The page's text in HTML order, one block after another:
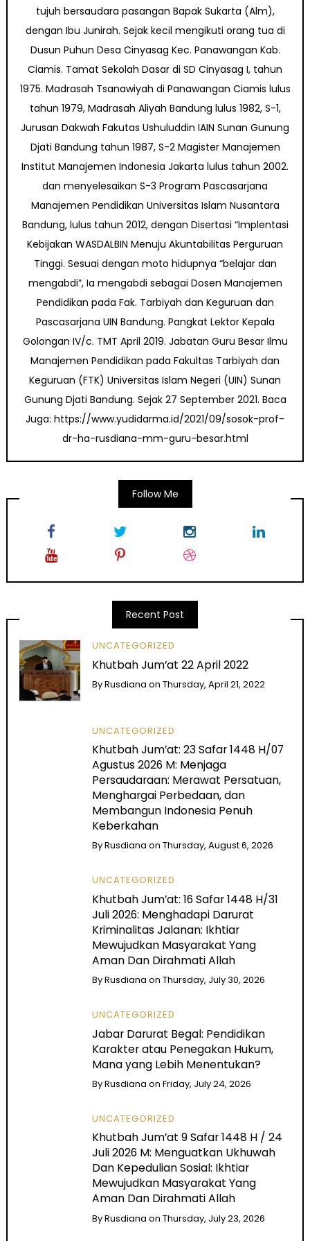
tujuh bersaudara pasangan Bapak Sukarta (Alm),
dengan Ibu Junirah. Sejak kecil mengikuti orang tua di
Dusun Puhun Desa Cinyasag Kec. Panawangan Kab.
Ciamis. Tamat Sekolah Dasar di SD Cinyasag I, tahun
1975. Madrasah Tsanawiyah di Panawangan Ciamis lulus
tahun 1979, Madrasah Aliyah Bandung lulus 1982, S-1,
Jurusan Dakwah Fakutas Ushuluddin IAIN Sunan Gunung
Djati Bandung tahun 1987, S-2 Magister Manajemen
Institut Manajemen Indonesia Jakarta lulus tahun 2002.
dan menyelesaikan S-3 Program Pascasarjana
Manajemen Pendidikan Universitas Islam Nusantara
Bandung, lulus tahun 2012, dengan Disertasi “Implentasi
Kebijakan WASDALBIN Menuju Akuntabilitas Perguruan
Tinggi. Sesuai dengan moto hidupnya “belajar dan
mengabdi”, Ia mengabdi sebagai Dosen Manajemen
Pendidikan pada Fak. Tarbiyah dan Keguruan dan
Pascasarjana UIN Bandung. Pangkat Lektor Kepala
Golongan IV/c. TMT April 2019. Jabatan Guru Besar Ilmu
Manajemen Pendidikan pada Fakultas Tarbiyah dan
Keguruan (FTK) Universitas Islam Negeri (UIN) Sunan
Gunung Djati Bandung. Sejak 27 September 2021. Baca
Juga: https://www.yudidarma.id/2021/09/sosok-prof-
dr-ha-rusdiana-mm-guru-besar.html
Follow Me
Recent Post
UNCATEGORIZED
Khutbah Jum’at 22 April 2022
ByRusdiana onThursday, April 21, 2022
UNCATEGORIZED
Khutbah Jum’at: 23 Safar 1448 H/07
Agustus 2026 M: Menjaga
Persaudaraan: Merawat Persatuan,
Menghargai Perbedaan, dan
Membangun Indonesia Penuh
Keberkahan
ByRusdiana onThursday, August 6, 2026
UNCATEGORIZED
Khutbah Jum’at: 16 Safar 1448 H/31
Juli 2026: Menghadapi Darurat
Kriminalitas Jalanan: Ikhtiar
Mewujudkan Masyarakat Yang
Aman Dan Dirahmati Allah
ByRusdiana onThursday, July 30, 2026
UNCATEGORIZED
Jabar Darurat Begal: Pendidikan
Karakter atau Penegakan Hukum,
Mana yang Lebih Menentukan?
ByRusdiana onFriday, July 24, 2026
UNCATEGORIZED
Khutbah Jum’at 9 Safar 1448 H / 24
Juli 2026 M: Menguatkan Ukhuwah
Dan Kepedulian Sosial: Ikhtiar
Mewujudkan Masyarakat Yang
Aman Dan Dirahmati Allah
ByRusdiana onThursday, July 23, 2026